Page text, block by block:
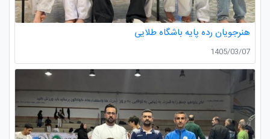
هنرجویان رده پایه باشگاه طلایی
1405/03/07